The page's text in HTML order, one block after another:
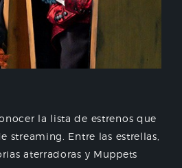
la lista de estrenos que
streaming. Entre las estrellas,
aterradoras y Muppets